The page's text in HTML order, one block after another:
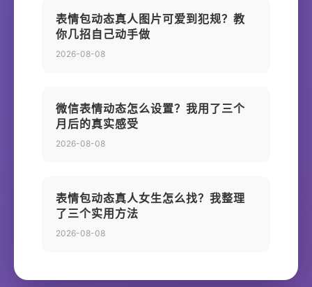
表情包动态真人图片可爱到犯规？教
你几招自己动手做
2026-08-08
微信表情动态怎么设置？我用了三个
月后的真实感受
2026-08-08
表情包动态真人女生怎么找？我整理
了三个实用方法
2026-08-08